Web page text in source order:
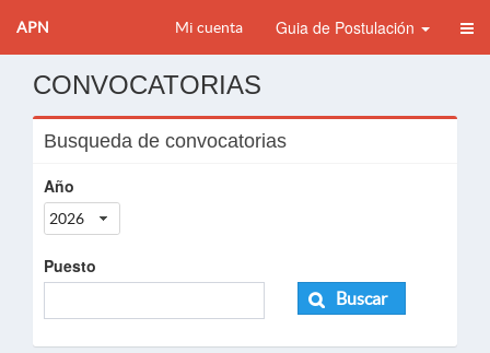
APN Mi cuenta Guia de Postulación
CONVOCATORIAS
Busqueda de convocatorias
Año
2026
Puesto
Buscar